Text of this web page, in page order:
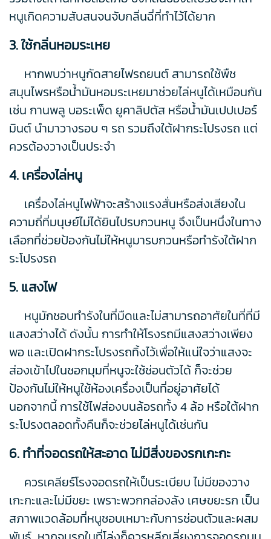
หนูเกิดความสับสนจนจับกลิ่นฉี่ที่ทำไว้ได้ยาก
3. ใช้กลิ่นหอมระเหย
หากพบว่าหนูกัดสายไฟรถยนต์ สามารถใช้พืช
สมุนไพรหรือน้ำมันหอมระเหยมาช่วยไล่หนูได้เหมือนกัน
เช่น กานพลู บอระเพ็ด ยูคาลิปตัส หรือน้ำมันเปปเปอร์
มินต์ นำมาวางรอบ ๆ รถ รวมถึงใต้ฝากระโปรงรถ แต่
ควรต้องวางเป็นประจำ
4. เครื่องไล่หนู
เครื่องไล่หนูไฟฟ้าจะสร้างแรงสั่นหรือส่งเสียงใน
ความถี่ที่มนุษย์ไม่ได้ยินไปรบกวนหนู จึงเป็นหนึ่งในทาง
เลือกที่ช่วยป้องกันไม่ให้หนูมารบกวนหรือทำรังใต้ฝาก
ระโปรงรถ
5. แสงไฟ
หนูมักชอบทำรังในที่มืดและไม่สามารถอาศัยในที่ที่มี
แสงสว่างได้ ดังนั้น การทำให้โรงรถมีแสงสว่างเพียง
พอ และเปิดฝากระโปรงรถทิ้งไว้เพื่อให้แน่ใจว่าแสงจะ
ส่องเข้าไปในซอกมุมที่หนูจะใช้ซ่อนตัวได้ ก็จะช่วย
ป้องกันไม่ให้หนูใช้ห้องเครื่องเป็นที่อยู่อาศัยได้
นอกจากนี้ การใช้ไฟส่องบนล้อรถทั้ง 4 ล้อ หรือใต้ฝาก
ระโปรงตลอดทั้งคืนก็จะช่วยไล่หนูได้เช่นกัน
6. ทำที่จอดรถให้สะอาด ไม่มีสิ่งของรกเกะกะ
ควรเคลียร์โรงจอดรถให้เป็นระเบียบ ไม่มีของวาง
เกะกะและไม่มีขยะ เพราะพวกกล่องลัง เศษขยะรก เป็น
สภาพแวดล้อมที่หนูชอบเหมาะกับการซ่อนตัวและผสม